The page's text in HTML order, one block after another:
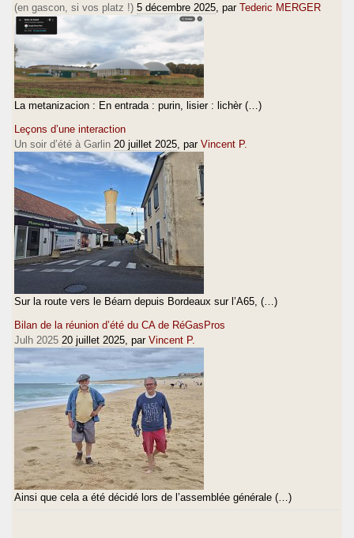
(en gascon, si vos platz !) 5 décembre 2025 , par Tederic MERGER
La metanizacion : En entrada : purin, lisier : lichèr (…)
Leçons d’une interaction
Un soir d’été à Garlin 20 juillet 2025 , par Vincent P.
Sur la route vers le Béarn depuis Bordeaux sur l’A65, (…)
Bilan de la réunion d’été du CA de RéGasPros
Julh 2025 20 juillet 2025 , par Vincent P.
Ainsi que cela a été décidé lors de l’assemblée générale (…)